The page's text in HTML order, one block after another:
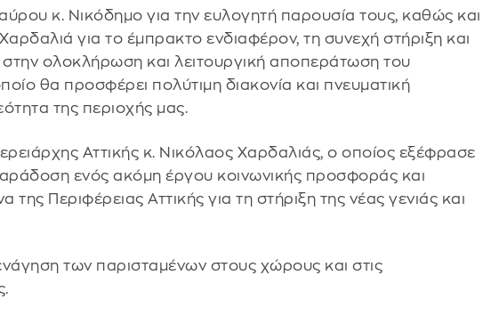
κ. Νικόδημο για την ευλογητή παρουσία τους, καθώς και
για το έμπρακτο ενδιαφέρον, τη συνεχή στήριξη και
ολοκλήρωση και λειτουργική αποπεράτωση του
θα προσφέρει πολύτιμη διακονία και πνευματική
της περιοχής μας.
Αττικής κ. Νικόλαος Χαρδαλιάς, ο οποίος εξέφρασε
ενός ακόμη έργου κοινωνικής προσφοράς και
της Περιφέρειας Αττικής για τη στήριξη της νέας γενιάς και
των παρισταμένων στους χώρους και στις